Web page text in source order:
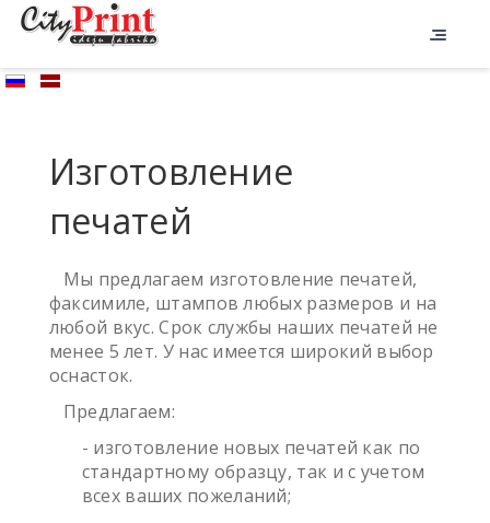
Изготовление
печатей
Мы предлагаем изготовление печатей,
факсимиле, штампов любых размеров и на
любой вкус. Срок службы наших печатей не
менее 5 лет. У нас имеется широкий выбор
оснасток.
Предлагаем:
- изготовление новых печатей как по
стандартному образцу, так и с учетом
всех ваших пожеланий;